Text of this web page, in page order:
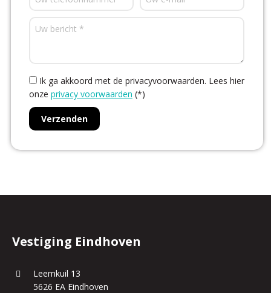
Ik ga akkoord met de privacyvoorwaarden. Lees hier
onze privacy voorwaarden (*)
Vestiging Eindhoven
Leemkuil 13
5626 EA Eindhoven